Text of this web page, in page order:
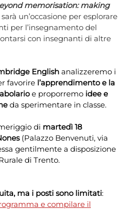
memorisation: making
sarà un’occasione per esplorare
per l’insegnamento del
con insegnanti di altre
English analizzeremo i
favorire l’apprendimento e la
e proporremo idee e
da sperimentare in classe.
di martedì 18
(Palazzo Benvenuti, via
gentilmente a disposizione
di Trento.
ma i posti sono limitati:
e compilare il